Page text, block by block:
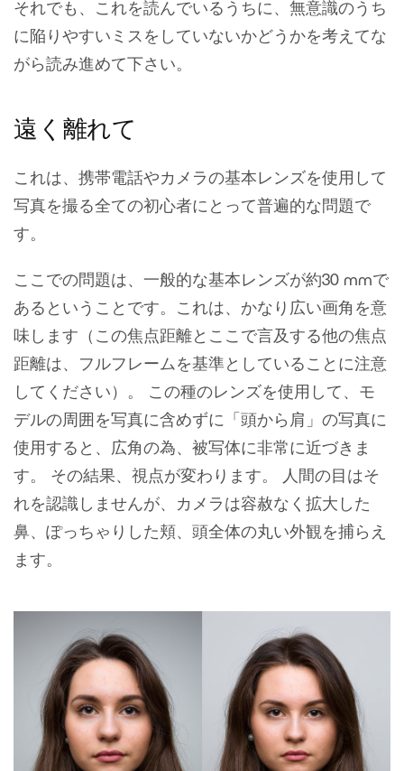
それでも、これを読んでいるうちに、無意識のうち
に陥りやすいミスをしていないかどうかを考えてな
がら読み進めて下さい。
遠く離れて
これは、携帯電話やカメラの基本レンズを使用して
写真を撮る全ての初心者にとって普遍的な問題で
す。
ここでの問題は、一般的な基本レンズが約30 mmで
あるということです。これは、かなり広い画角を意
味します（この焦点距離とここで言及する他の焦点
距離は、フルフレームを基準としていることに注意
してください）。 この種のレンズを使用して、モ
デルの周囲を写真に含めずに「頭から肩」の写真に
使用すると、広角の為、被写体に非常に近づきま
す。 その結果、視点が変わります。 人間の目はそ
れを認識しませんが、カメラは容赦なく拡大した
鼻、ぽっちゃりした頬、頭全体の丸い外観を捕らえ
ます。